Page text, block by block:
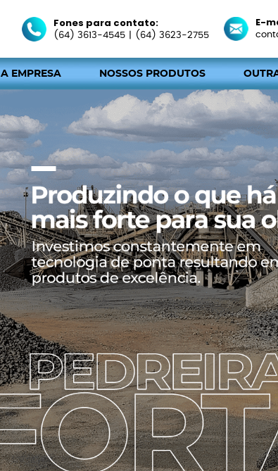
Fones para contato:
(64) 3613-4545 (64) 3623-2755
E-
A EMPRESA NOSSOS PRODUTOS